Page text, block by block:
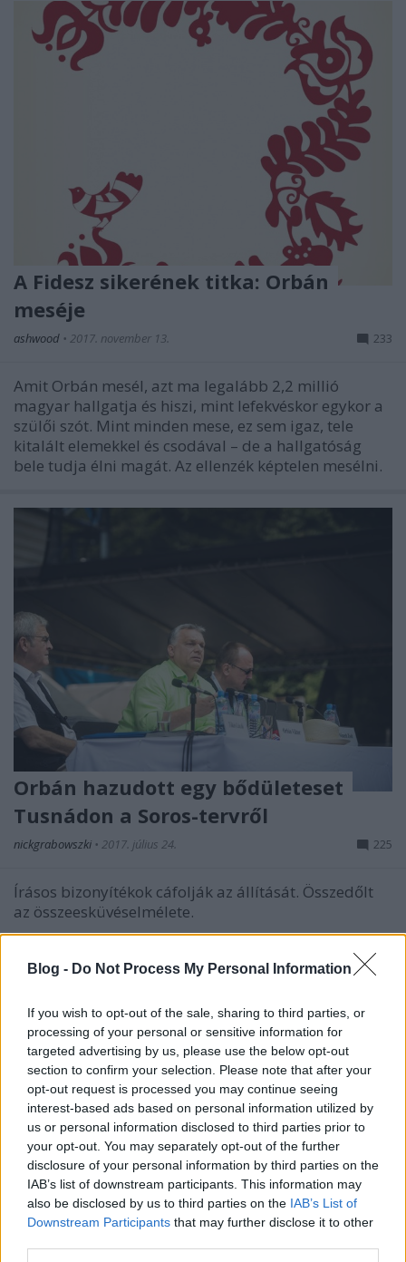
Blog - Do Not Process My Personal Information
If you wish to opt-out of the sale, sharing to third parties, or
processing of your personal or sensitive information for
targeted advertising by us, please use the below opt-out
section to confirm your selection. Please note that after your
opt-out request is processed you may continue seeing
interest-based ads based on personal information utilized by
us or personal information disclosed to third parties prior to
your opt-out. You may separately opt-out of the further
disclosure of your personal information by third parties on the
IAB’s list of downstream participants. This information may
also be disclosed by us to third parties on the IAB’s List of
Downstream Participants that may further disclose it to other
A Fidesz sikerének titka: Orbán
meséje
ashwood • 2017. november 13. 233
Amit Orbán mesél, azt ma legalább 2,2 millió
magyar hallgatja és hiszi, mint lefekvéskor egykor a
szülői szót. Mint minden mese, ez sem igaz, tele
kitalált elemekkel és csodával – de a hallgatóság
bele tudja élni magát. Az ellenzék képtelen mesélni.
Orbán hazudott egy bődületeset
Tusnádon a Soros-tervről
nickgrabowszki • 2017. július 24. 225
Írásos bizonyítékok cáfolják az állítását. Összedőlt
az összeesküvéselmélete.
Ez volt Orbán 4 legnagyobb